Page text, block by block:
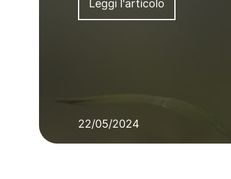
Leggi l'articolo
22/05/2024